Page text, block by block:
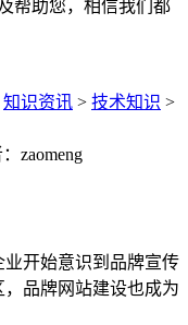
帮助您，相信我们都
知识资讯 > 技术知识 >
zaomeng
开始意识到品牌宣传
品牌网站建设也成为